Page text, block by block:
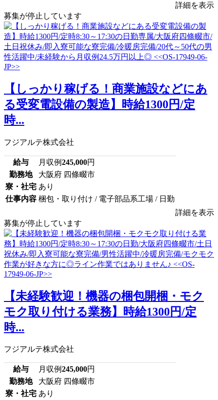
詳細を表示
募集が停止しています
【しっかり稼げる！商業施設などにあ
る受変電設備の製造】時給1300円/定
時...
フジアルテ株式会社
給与 月収例245,000円
勤務地
大阪府 四條畷市
寮・社宅 あり
仕事内容 梱包・取り付け / 電子部品系工場 / 日勤
詳細を表示
募集が停止しています
【未経験歓迎！機器の梱包開梱・モク
モク取り付ける業務】時給1300円/定
時...
フジアルテ株式会社
給与 月収例245,000円
勤務地
大阪府 四條畷市
寮・社宅 あり